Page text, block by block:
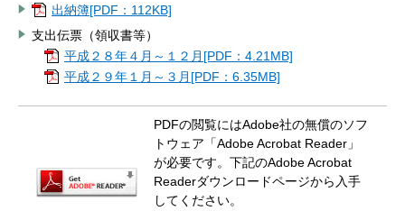
出納簿[PDF：112KB]
支出伝票（領収書等）
平成２８年４月～１２月[PDF：4.21MB]
平成２９年１月～３月[PDF：6.35MB]
PDFの閲覧にはAdobe社の無償のソフ
トウェア「Adobe Acrobat Reader」
が必要です。下記のAdobe Acrobat
Readerダウンロードページから入手
してください。